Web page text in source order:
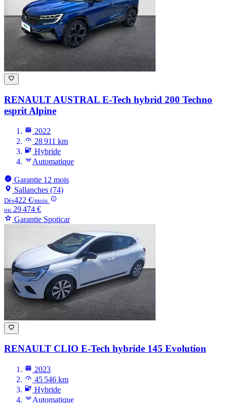
RENAULT AUSTRAL E-Tech hybrid 200 Techno
esprit Alpine
2022
28 911 km
Hybride
Automatique
Garantie 12 mois
Sallanches (74)
Dès422 €/mois
ou 29 474 €
Garantie Spoticar
RENAULT CLIO E-Tech hybride 145 Evolution
2023
45 546 km
Hybride
Automatique